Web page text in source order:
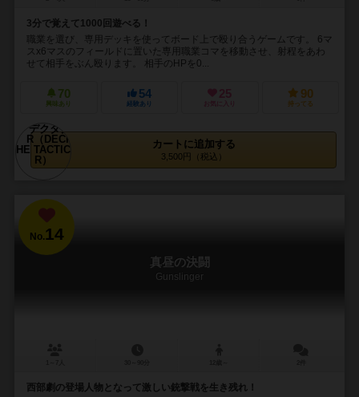
3分で覚えて1000回遊べる！
職業を選び、専用デッキを使ってボード上で殴り合うゲームです。 6マ
スx6マスのフィールドに置いた専用職業コマを移動させ、射程をあわ
せて相手をぶん殴ります。 相手のHPを0...
70
興味あり
54
経験あり
25
お気に入り
90
持ってる
カートに追加する
3,500円（税込）
No.14
真昼の決闘
Gunslinger
西部劇の登場人物となって激しい銃撃戦を生き残れ！